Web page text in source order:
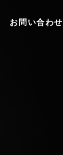
お問い合わせ